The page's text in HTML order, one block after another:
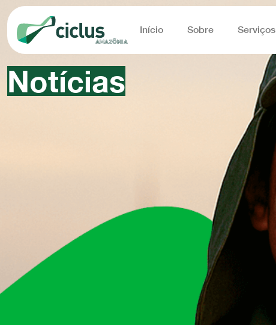
Início Sobre Serviços
Notícias